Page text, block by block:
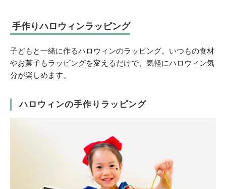
手作りハロウィンラッピング
子どもと一緒に作るハロウィンのラッピング。いつもの食材
やお菓子もラッピングを変えるだけで、気軽にハロウィン気
分が楽しめます。
ハロウィンの手作りラッピング